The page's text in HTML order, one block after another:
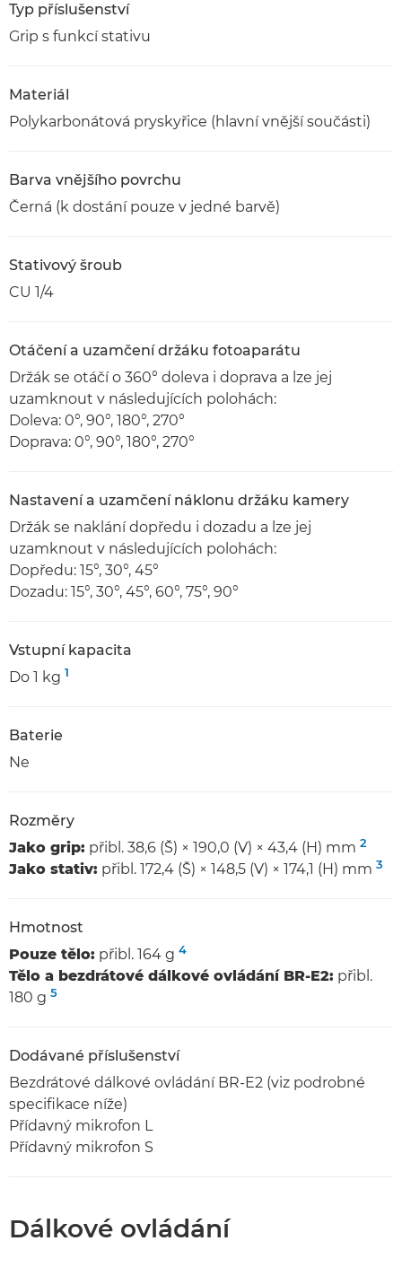
Typ příslušenství
Grip s funkcí stativu
Materiál
Polykarbonátová pryskyřice (hlavní vnější součásti)
Barva vnějšího povrchu
Černá (k dostání pouze v jedné barvě)
Stativový šroub
CU 1/4
Otáčení a uzamčení držáku fotoaparátu
Držák se otáčí o 360° doleva i doprava a lze jej
uzamknout v následujících polohách:
Doleva: 0°, 90°, 180°, 270°
Doprava: 0°, 90°, 180°, 270°
Nastavení a uzamčení náklonu držáku kamery
Držák se naklání dopředu i dozadu a lze jej
uzamknout v následujících polohách:
Dopředu: 15°, 30°, 45°
Dozadu: 15°, 30°, 45°, 60°, 75°, 90°
Vstupní kapacita
Do 1 kg 1
Baterie
Ne
Rozměry
Jako grip: přibl. 38,6 (Š) × 190,0 (V) × 43,4 (H) mm 2
Jako stativ: přibl. 172,4 (Š) × 148,5 (V) × 174,1 (H) mm 3
Hmotnost
Pouze tělo: přibl. 164 g 4
Tělo a bezdrátové dálkové ovládání BR-E2: přibl.
180 g 5
Dodávané příslušenství
Bezdrátové dálkové ovládání BR-E2 (viz podrobné
specifikace níže)
Přídavný mikrofon L
Přídavný mikrofon S
Dálkové ovládání